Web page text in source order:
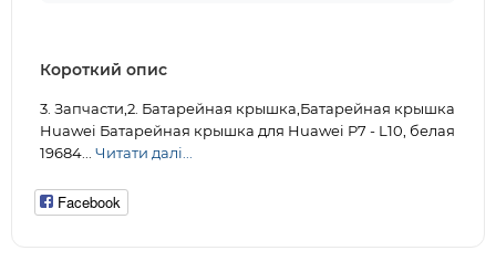
Короткий опис
3. Запчасти,2. Батарейная крышка,Батарейная крышка
Huawei Батарейная крышка для Huawei P7 - L10, белая
19684... Читати далі...
Facebook